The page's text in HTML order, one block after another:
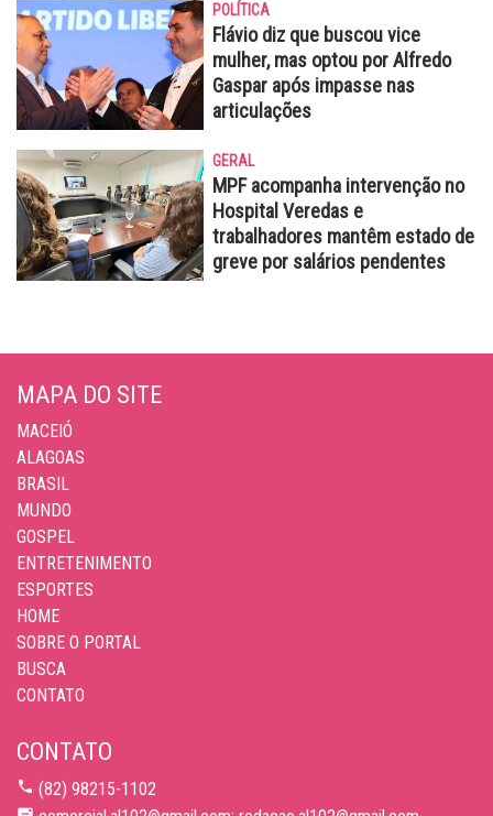
POLÍTICA
Flávio diz que buscou vice
mulher, mas optou por Alfredo
Gaspar após impasse nas
articulações
GERAL
MPF acompanha intervenção no
Hospital Veredas e
trabalhadores mantêm estado de
greve por salários pendentes
MAPA DO SITE
MACEIÓ
ALAGOAS
BRASIL
MUNDO
GOSPEL
ENTRETENIMENTO
ESPORTES
HOME
SOBRE O PORTAL
BUSCA
CONTATO
CONTATO
(82) 98215-1102